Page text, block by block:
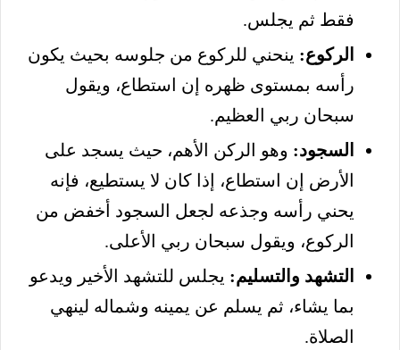
فقط ثم يجلس.
الركوع: ينحني للركوع من جلوسه بحيث يكون
رأسه بمستوى ظهره إن استطاع، ويقول
سبحان ربي العظيم.
السجود: وهو الركن الأهم، حيث يسجد على
الأرض إن استطاع، إذا كان لا يستطيع، فإنه
يحني رأسه وجذعه لجعل السجود أخفض من
الركوع، ويقول سبحان ربي الأعلى.
التشهد والتسليم: يجلس للتشهد الأخير ويدعو
بما يشاء، ثم يسلم عن يمينه وشماله لينهي
الصلاة.